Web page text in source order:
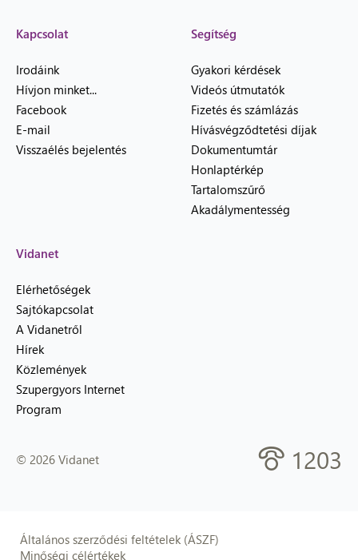
Kapcsolat
Irodáink
Hívjon minket...
Facebook
E-mail
Visszaélés bejelentés
Segítség
Gyakori kérdések
Videós útmutatók
Fizetés és számlázás
Hívásvégződtetési díjak
Dokumentumtár
Honlaptérkép
Tartalomszűrő
Akadálymentesség
Vidanet
Elérhetőségek
Sajtókapcsolat
A Vidanetről
Hírek
Közlemények
Szupergyors Internet
Program
© 2026 Vidanet 1203
Általános szerződési feltételek (ÁSZF)
Minőségi célértékek